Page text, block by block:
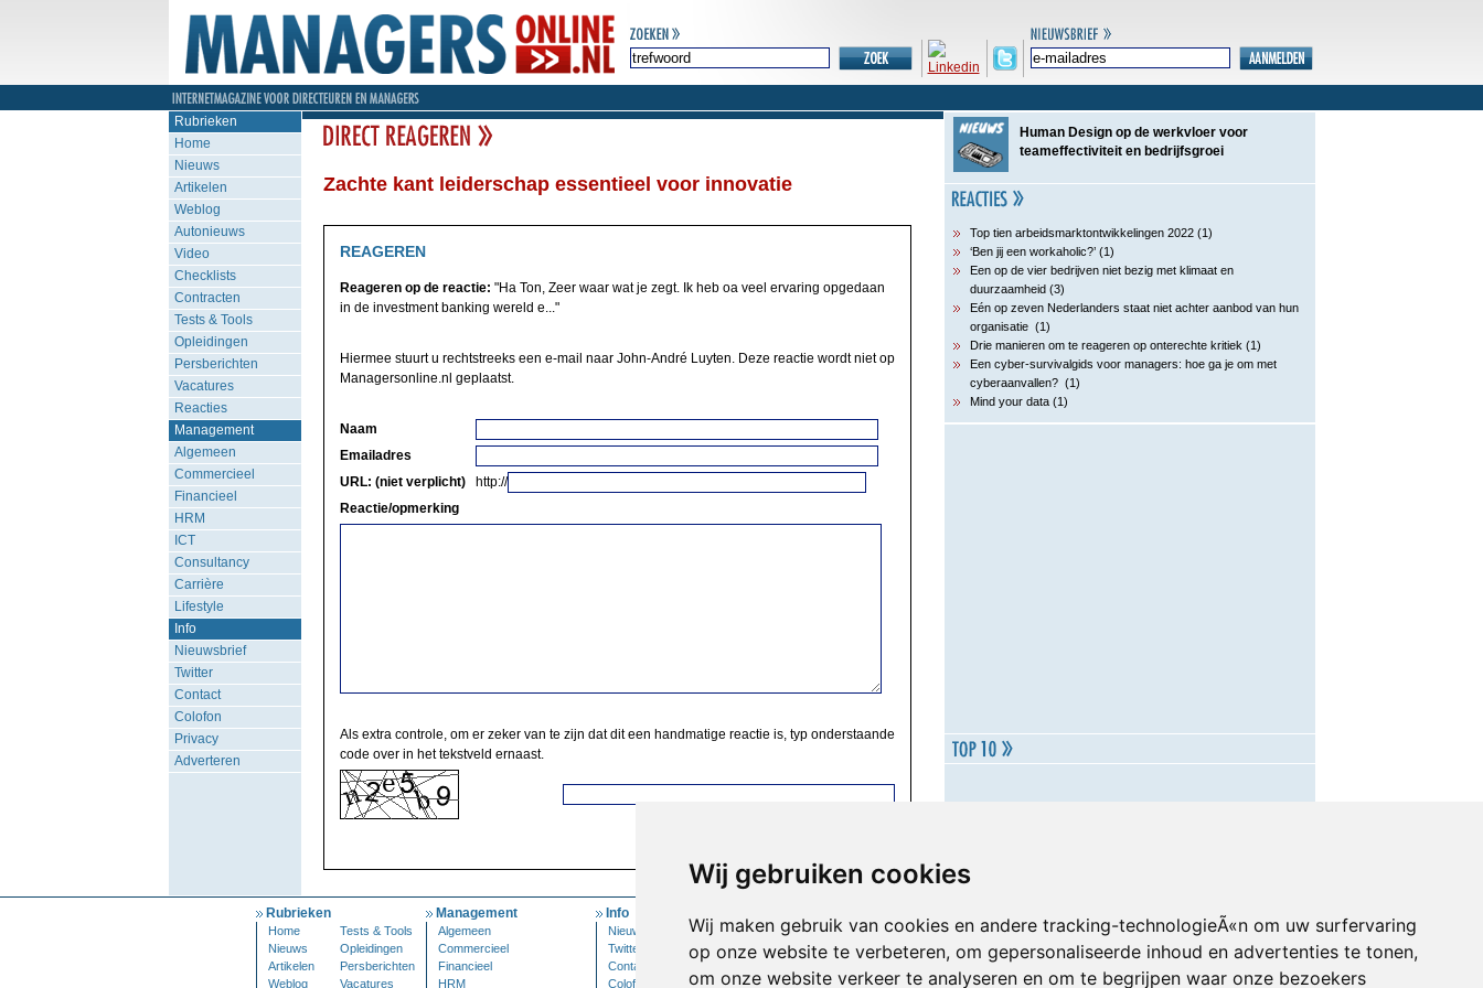
Wij gebruiken cookies
Wij maken gebruik van cookies en andere tracking-technologieÃ«n om uw surfervaring
op onze website te verbeteren, om gepersonaliseerde inhoud en advertenties te tonen,
om onze website verkeer te analyseren en om te begrijpen waar onze bezoekers
Rubrieken
Home
Nieuws
Artikelen
Weblog
Autonieuws
Video
Checklists
Contracten
Tests & Tools
Opleidingen
Persberichten
Vacatures
Reacties
Management
Algemeen
Commercieel
Financieel
HRM
ICT
Consultancy
Carrière
Lifestyle
Info
Nieuwsbrief
Twitter
Contact
Colofon
Privacy
Adverteren
Zachte kant leiderschap essentieel voor innovatie
REAGEREN
Reageren op de reactie: "Ha Ton, Zeer waar wat je zegt. Ik heb oa veel ervaring opgedaan
in de investment banking wereld e..."
Hiermee stuurt u rechtstreeks een e-mail naar John-André Luyten. Deze reactie wordt niet op
Managersonline.nl geplaatst.
Naam
Emailadres
URL: (niet verplicht)
http://
Reactie/opmerking
Als extra controle, om er zeker van te zijn dat dit een handmatige reactie is, typ onderstaande
code over in het tekstveld ernaast.
Human Design op de werkvloer voor
teameffectiviteit en bedrijfsgroei
Top tien arbeidsmarktontwikkelingen 2022 (1)
‘Ben jij een workaholic?’ (1)
Een op de vier bedrijven niet bezig met klimaat en
duurzaamheid (3)
Eén op zeven Nederlanders staat niet achter aanbod van hun
organisatie (1)
Drie manieren om te reageren op onterechte kritiek (1)
Een cyber-survivalgids voor managers: hoe ga je om met
cyberaanvallen? (1)
Mind your data (1)
Rubrieken
Home
Tests & Tools
Nieuws
Opleidingen
Artikelen
Persberichten
Weblog
Vacatures
Management
Algemeen
Commercieel
Financieel
HRM
Info
Nieuwsbrief
Twitter
Contact
Colofon
Inloggen